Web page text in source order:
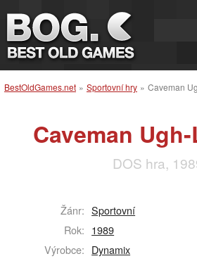
BestOldGames.net » Sportovní hry » Caveman
Caveman
DOS hra,
Žánr: Sportovní
Rok: 1989
Výrobce: Dynamix